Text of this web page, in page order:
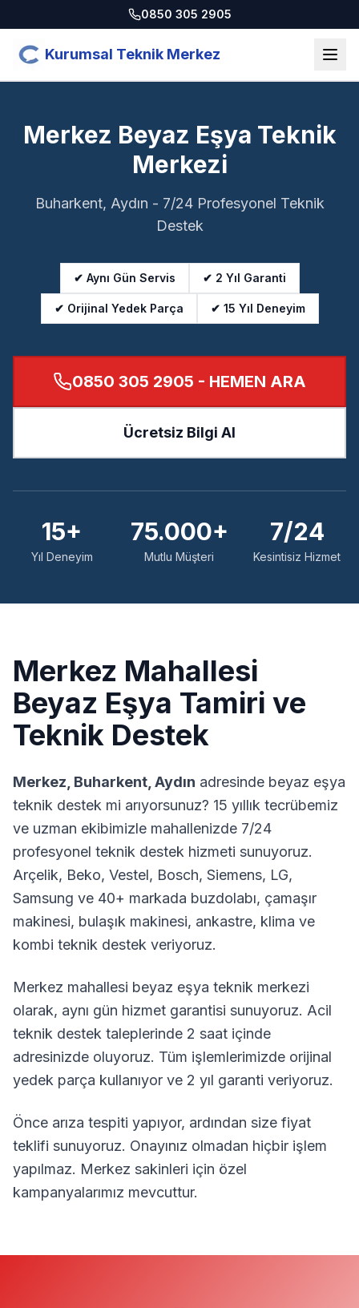
0850 305 2905
Kurumsal Teknik Merkez
Merkez Beyaz Eşya Teknik
Merkezi
Buharkent, Aydın - 7/24 Profesyonel Teknik
Destek
✔ Aynı Gün Servis ✔ 2 Yıl Garanti
✔ Orijinal Yedek Parça ✔ 15 Yıl Deneyim
0850 305 2905 - HEMEN ARA
Ücretsiz Bilgi Al
15+
Yıl Deneyim
75.000+
Mutlu Müşteri
7/24
Kesintisiz Hizmet
Merkez Mahallesi
Beyaz Eşya Tamiri ve
Teknik Destek
Merkez Buharkent Aydın adresinde beyaz eşya
teknik destek mi arıyorsunuz? 15 yıllık tecrübemiz
ve uzman ekibimizle mahallenizde 7/24
profesyonel teknik destek hizmeti sunuyoruz.
Arçelik, Beko, Vestel, Bosch, Siemens, LG,
Samsung ve 40+ markada buzdolabı, çamaşır
makinesi, bulaşık makinesi, ankastre, klima ve
kombi teknik destek veriyoruz.
Merkez mahallesi beyaz eşya teknik merkezi
olarak, aynı gün hizmet garantisi sunuyoruz. Acil
teknik destek taleplerinde 2 saat içinde
adresinizde oluyoruz. Tüm işlemlerimizde orijinal
yedek parça kullanıyor ve 2 yıl garanti veriyoruz.
Önce arıza tespiti yapıyor, ardından size fiyat
teklifi sunuyoruz. Onayınız olmadan hiçbir işlem
yapılmaz. Merkez sakinleri için özel
kampanyalarımız mevcuttur.